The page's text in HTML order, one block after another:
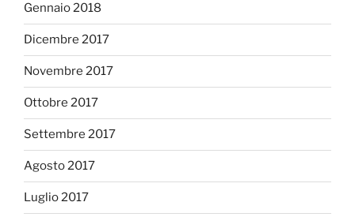
Gennaio 2018
Dicembre 2017
Novembre 2017
Ottobre 2017
Settembre 2017
Agosto 2017
Luglio 2017